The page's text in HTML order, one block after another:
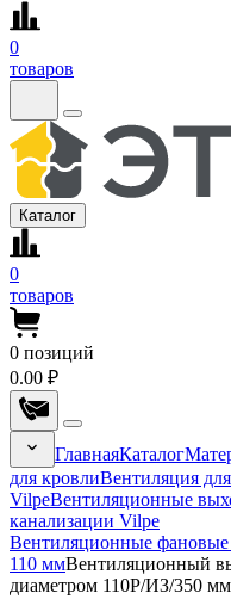
0
товаров
Каталог
0
товаров
0 позиций
0.00 ₽
ГлавнаяКаталог
для кровлиВентиляция
VilpeВентиляционные
канализации Vilpe
Вентиляционные
110 ммВентиляционный
диаметром 110P/ИЗ/350